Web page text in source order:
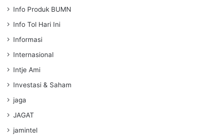
Info Produk BUMN
Info Tol Hari Ini
Informasi
Internasional
Intje Ami
Investasi & Saham
jaga
JAGAT
jamintel